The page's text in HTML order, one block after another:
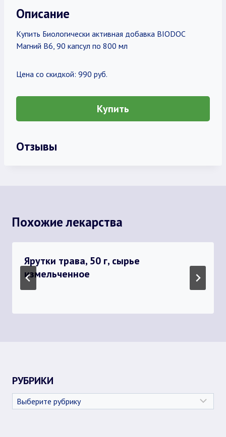
Описание
Купить Биологически активная добавка BIODOC
Магний В6, 90 капсул по 800 мл
Цена со скидкой: 990 руб.
Купить
Отзывы
Похожие лекарства
Ярутки трава, 50 г, сырье
измельченное
РУБРИКИ
Рубрики